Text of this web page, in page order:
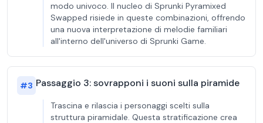
modo univoco. Il nucleo di Sprunki Pyramixed
Swapped risiede in queste combinazioni, offrendo
una nuova interpretazione di melodie familiari
all'interno dell'universo di Sprunki Game.
#3 Passaggio 3: sovrapponi i suoni sulla piramide
Trascina e rilascia i personaggi scelti sulla
struttura piramidale. Questa stratificazione crea